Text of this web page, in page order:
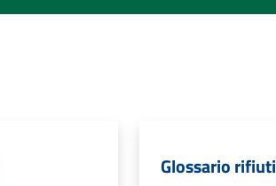
Glossario rifiuti